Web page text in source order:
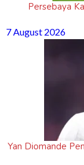
Persebaya
7 August 2026
Yan Diomande